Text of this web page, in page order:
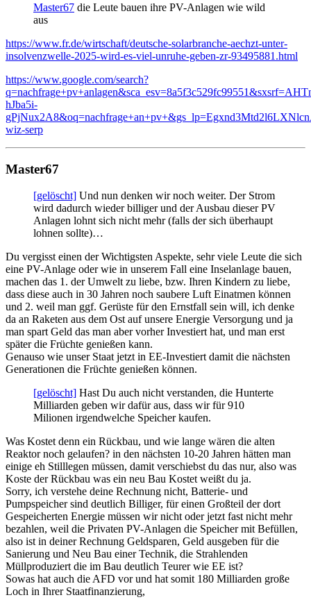
Master67 die Leute bauen ihre PV-Anlagen wie wild
aus
https://www.fr.de/wirtschaft/deutsche-solarbranche-aechzt-unter-
insolvenzwelle-2025-wird-es-viel-unruhe-geben-zr-93495881.html
https://www.google.com/search?
hJba5i-
wiz-serp
Master67
[gelöscht] Und nun denken wir noch weiter. Der Strom
wird dadurch wieder billiger und der Ausbau dieser PV
Anlagen lohnt sich nicht mehr (falls der sich überhaupt
lohnen sollte)…
Du vergisst einen der Wichtigsten Aspekte, sehr viele Leute die sich
eine PV-Anlage oder wie in unserem Fall eine Inselanlage bauen,
machen das 1. der Umwelt zu liebe, bzw. Ihren Kindern zu liebe,
dass diese auch in 30 Jahren noch saubere Luft Einatmen können
und 2. weil man ggf. Gerüste für den Ernstfall sein will, ich denke
da an Raketen aus dem Ost auf unsere Energie Versorgung und ja
man spart Geld das man aber vorher Investiert hat, und man erst
später die Früchte genießen kann.
Genauso wie unser Staat jetzt in EE-Investiert damit die nächsten
Generationen die Früchte genießen können.
[gelöscht] Hast Du auch nicht verstanden, die Hunterte
Milliarden geben wir dafür aus, dass wir für 910
Milionen irgendwelche Speicher kaufen.
Was Kostet denn ein Rückbau, und wie lange wären die alten
Reaktor noch gelaufen? in den nächsten 10-20 Jahren hätten man
einige eh Stilllegen müssen, damit verschiebst du das nur, also was
Koste der Rückbau was ein neu Bau Kostet weißt du ja.
Sorry, ich verstehe deine Rechnung nicht, Batterie- und
Pumpspeicher sind deutlich Billiger, für einen Großteil der dort
Gespeicherten Energie müssen wir nicht oder jetzt fast nicht mehr
bezahlen, weil die Privaten PV-Anlagen die Speicher mit Befüllen,
also ist in deiner Rechnung Geldsparen, Geld ausgeben für die
Sanierung und Neu Bau einer Technik, die Strahlenden
Müllproduziert die im Bau deutlich Teurer wie EE ist?
Sowas hat auch die AFD vor und hat somit 180 Milliarden große
Loch in Ihrer Staatfinanzierung,